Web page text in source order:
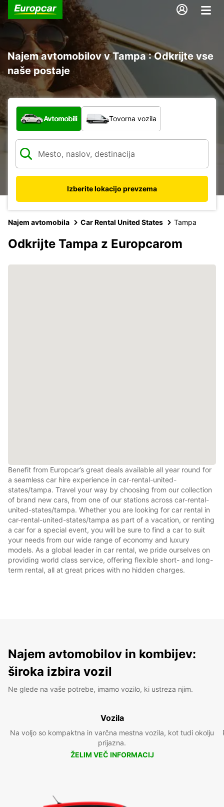
Najem avtomobilov v Tampa : Odkrijte vse
naše postaje
Katera vrsta vozila?
Avtomobili Tovorna vozila
Izberite lokacijo prevzema
Najem avtomobila Car Rental United States Tampa
Odkrijte Tampa z Europcarom
Benefit from Europcar’s great deals available all year round for
a seamless car hire experience in car-rental-united-
states/tampa. Travel your way by choosing from our collection
of brand new cars, from one of our stations across car-rental-
united-states/tampa. Whether you are looking for car rental in
car-rental-united-states/tampa as part of a vacation, or renting
a car for a special event, you will be sure to find a car to suit
your needs from our wide range of economy and luxury
models. As a global leader in car rental, we pride ourselves on
providing world class service, offering flexible short- and long-
term rental, all at great prices with no hidden charges.
Najem avtomobilov in kombijev:
široka izbira vozil
Ne glede na vaše potrebe, imamo vozilo, ki ustreza njim.
Vozila
Na voljo so kompaktna in varčna mestna vozila, kot tudi okolju
prijazna.
ŽELIM VEČ INFORMACIJ